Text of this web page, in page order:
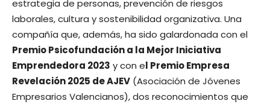
estrategia de personas, prevención de riesgos
laborales, cultura y sostenibilidad organizativa. Una
compañía que, además, ha sido galardonada con el
Premio Psicofundación a la Mejor Iniciativa
Emprendedora 2023 y con el Premio Empresa
Revelación 2025 de AJEV (Asociación de Jóvenes
Empresarios Valencianos), dos reconocimientos que